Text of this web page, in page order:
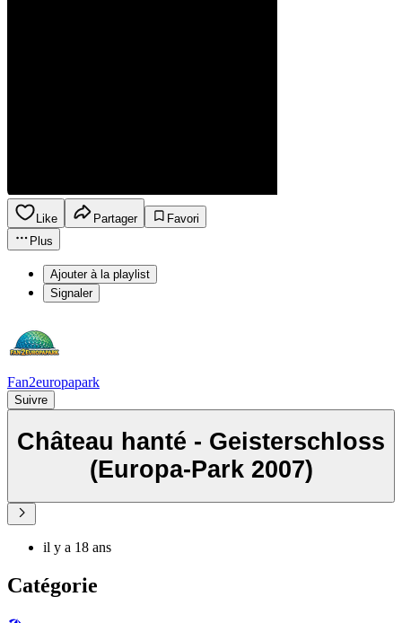
Like Partager
Favori
Plus
Ajouter à la playlist
Signaler
Fan2europapark
Suivre
Château hanté - Geisterschloss
(Europa-Park 2007)
il y a 18 ans
Catégorie